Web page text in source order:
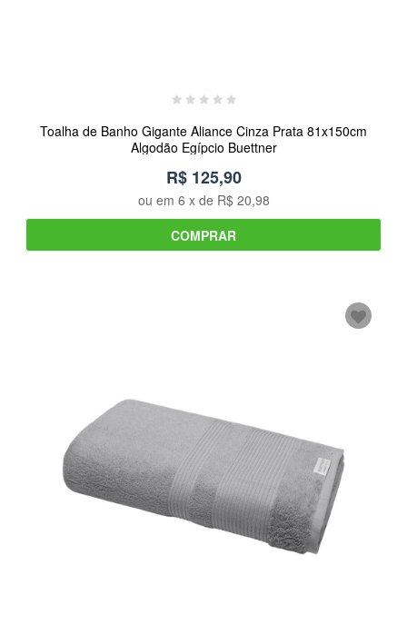
Toalha de Banho Gigante Aliance Cinza Prata 81x150cm
Algodão Egípcio Buettner
R$ 125,90
ou em 6 x de R$ 20,98
COMPRAR